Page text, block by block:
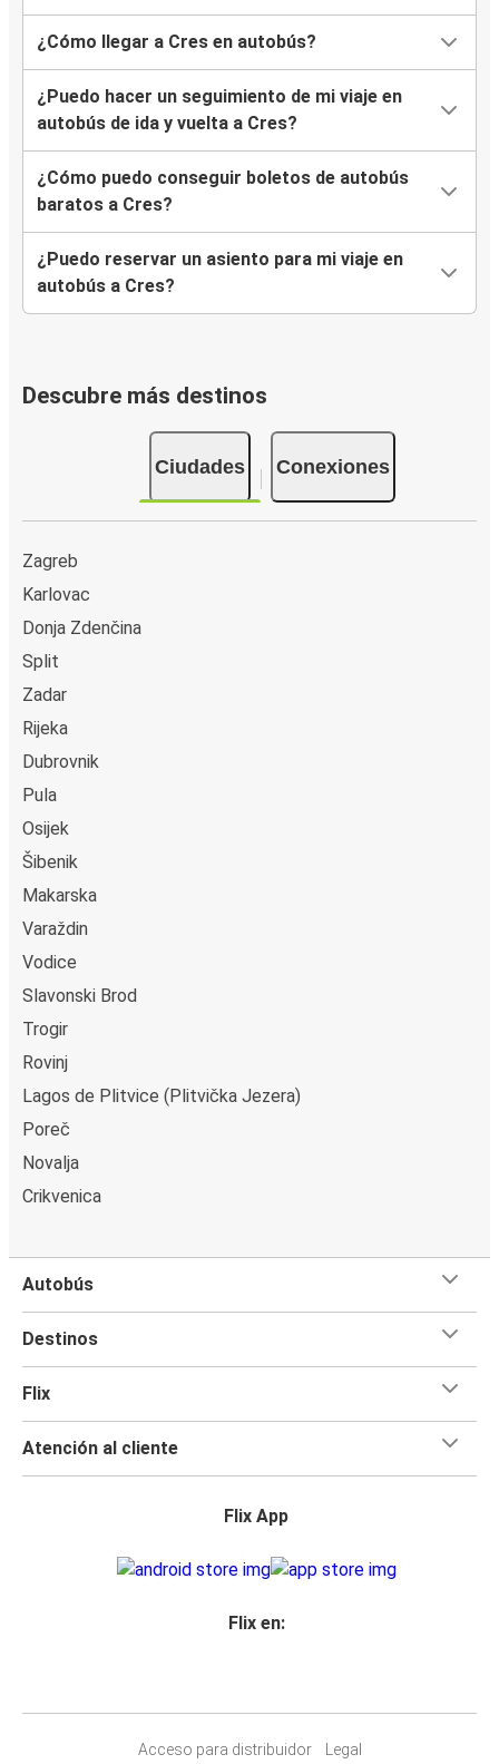
¿Cómo llegar a Cres en autobús?
¿Puedo hacer un seguimiento de mi viaje en
autobús de ida y vuelta a Cres?
¿Cómo puedo conseguir boletos de autobús
baratos a Cres?
¿Puedo reservar un asiento para mi viaje en
autobús a Cres?
Descubre más destinos
Ciudades Conexiones
Zagreb
Karlovac
Donja Zdenčina
Split
Zadar
Rijeka
Dubrovnik
Pula
Osijek
Šibenik
Makarska
Varaždin
Vodice
Slavonski Brod
Trogir
Rovinj
Lagos de Plitvice (Plitvička Jezera)
Poreč
Novalja
Crikvenica
Autobús
Destinos
Flix
Atención al cliente
Flix App
Flix en:
Acceso para distribuidor Legal